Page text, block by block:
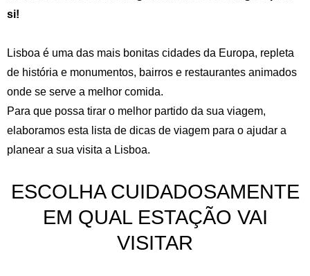
si!
Lisboa é uma das mais bonitas cidades da Europa, repleta
de história e monumentos, bairros e restaurantes animados
onde se serve a melhor comida.
Para que possa tirar o melhor partido da sua viagem,
elaboramos esta lista de dicas de viagem para o ajudar a
planear a sua visita a Lisboa.
ESCOLHA CUIDADOSAMENTE
EM QUAL ESTAÇÃO VAI
VISITAR